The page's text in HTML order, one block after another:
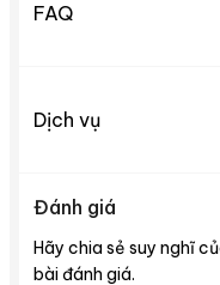
FAQ
Đánh giá
Hãy chia sẻ suy nghĩ
bài đánh giá.
Dịch vụ